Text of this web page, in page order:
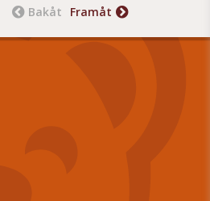
Framåt
Bakåt